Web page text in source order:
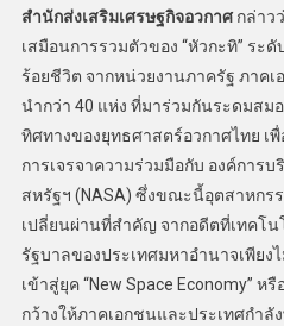
สำนักส่งเสริมเศรษฐกิจอวกาศกล่าว
เสมือนการรวมตัวของ “หัวกะทิ” ระ
ร้อยชีวิต จากหน่วยงานภาครัฐ ภาค
นำกว่า 40 แห่ง ที่มาร่วมกันระดมสม
ทิศทางของยุทธศาสตร์อวกาศไทย เ
การเจรจาความร่วมมือกับ องค์การ
สหรัฐฯ (NASA) ซึ่งขณะนี้อุตสาหกร
เปลี่ยนผ่านที่สำคัญ จากอดีตที่เทคโน
รัฐบาลของประเทศมหาอำนาจเพียง
เข้าสู่ยุค “New Space Economy” ห
กว้างให้ภาคเอกชนและประเทศกำ